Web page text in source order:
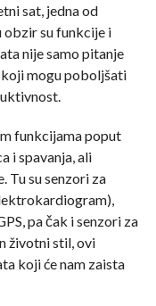
sat, jedna od
obzir su funkcije i
nije samo pitanje
koji mogu poboljšati
funkcijama poput
i spavanja, ali
Tu su senzori za
pa čak i senzori za
životni stil, ovi
koji će nam zaista